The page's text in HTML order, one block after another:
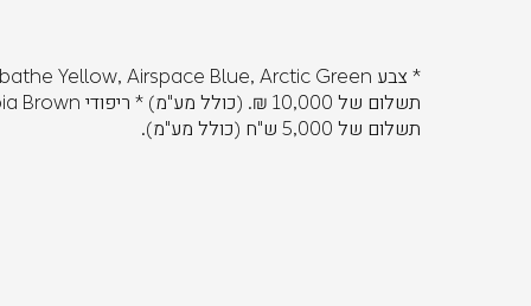
תשלום של 5,000 ש"ח (כולל מע"מ).